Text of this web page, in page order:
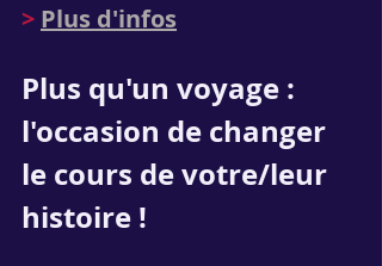
> Plus d'infos
Plus qu'un voyage :
l'occasion de changer
le cours de votre/leur
histoire !